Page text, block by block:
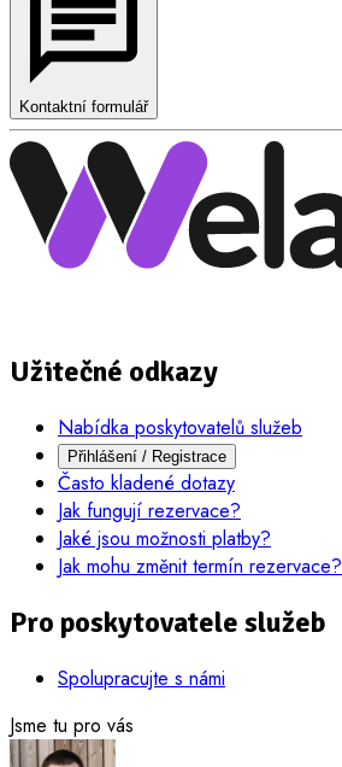
Kontaktní formulář
Užitečné odkazy
Nabídka poskytovatelů služeb
Přihlášení / Registrace
Často kladené dotazy
Jak fungují rezervace?
Jaké jsou možnosti platby?
Jak mohu změnit termín rezervace?
Pro poskytovatele služeb
Spolupracujte s námi
Jsme tu pro vás